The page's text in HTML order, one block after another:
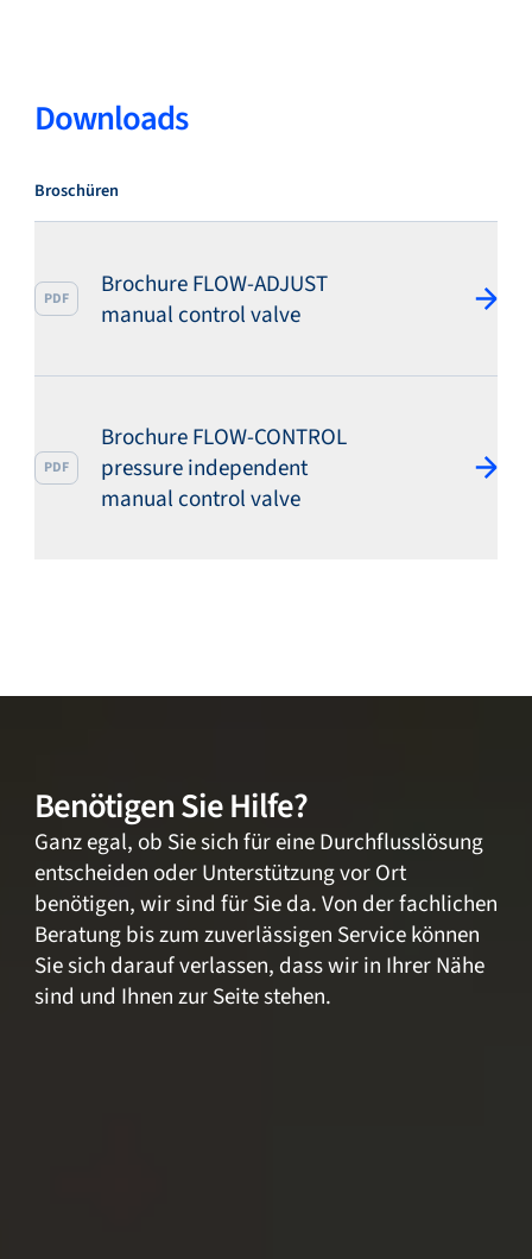
Downloads
Broschüren
PDF
Brochure FLOW-ADJUST
manual control valve
PDF
Brochure FLOW-CONTROL
pressure independent
manual control valve
Benötigen Sie Hilfe?
Ganz egal, ob Sie sich für eine Durchflusslösung
entscheiden oder Unterstützung vor Ort
benötigen, wir sind für Sie da. Von der fachlichen
Beratung bis zum zuverlässigen Service können
Sie sich darauf verlassen, dass wir in Ihrer Nähe
sind und Ihnen zur Seite stehen.